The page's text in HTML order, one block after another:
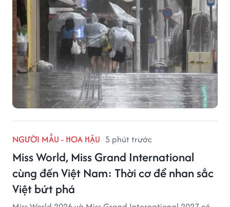
NGƯỜI MẪU - HOA HẬU 5 phút trước
Miss World, Miss Grand International
cùng đến Việt Nam: Thời cơ để nhan sắc
Việt bứt phá